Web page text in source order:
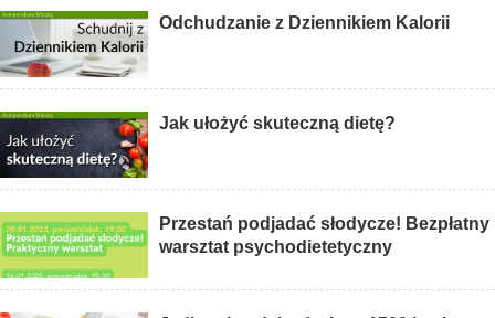
Odchudzanie z Dziennikiem Kalorii
Jak ułożyć skuteczną dietę?
Przestań podjadać słodycze! Bezpłatny
warsztat psychodietetyczny